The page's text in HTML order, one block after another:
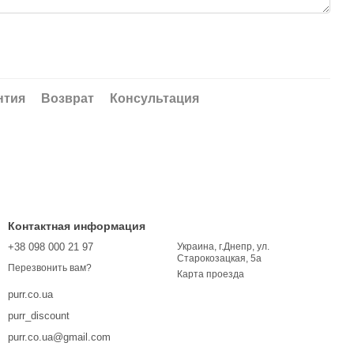
Возврат Консультация
Контактная информация
+38 098 000 21 97
Перезвонить вам?
purr.co.ua
purr_discount
purr.co.ua@gmail.com
Украина, г.Днепр, ул.
Старокозацкая, 5а
Карта проезда